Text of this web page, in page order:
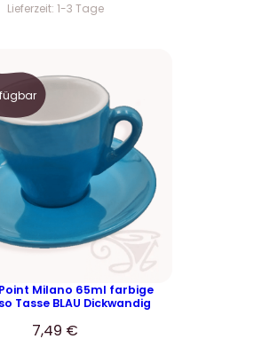
Lieferzeit: 1-3 Tage
Milano 65ml farbige
Tasse BLAU Dickwandig
7,49 €